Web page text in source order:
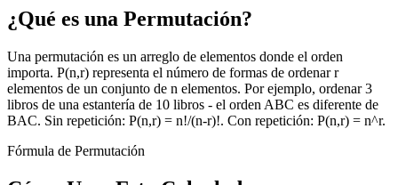
¿Qué es una Permutación?
Una permutación es un arreglo de elementos donde el orden
importa. P(n,r) representa el número de formas de ordenar r
elementos de un conjunto de n elementos. Por ejemplo, ordenar 3
libros de una estantería de 10 libros - el orden ABC es diferente de
BAC. Sin repetición: P(n,r) = n!/(n-r)!. Con repetición: P(n,r) = n^r.
Fórmula de Permutación